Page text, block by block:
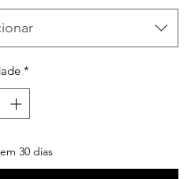
*
30 dias